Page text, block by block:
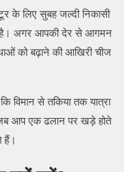
के लिए सुबह जल्दी निकासी
अगर आपकी देर से आगमन
को बढ़ाने की आखिरी चीज
विमान से तकिया तक यात्रा
आप एक ढलान पर खड़े होते
हैं।